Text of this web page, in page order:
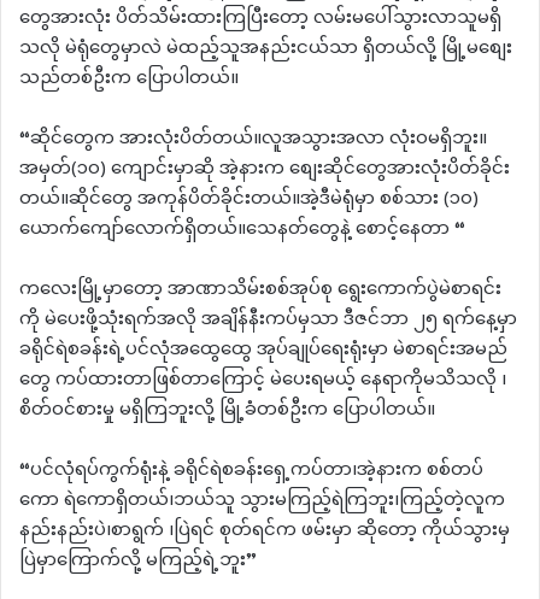
တွေအားလုံး ပိတ်သိမ်းထားကြပြီးတော့ လမ်းမပေါ်သွားလာသူမရှိ
သလို မဲရုံတွေမှာလဲ မဲထည့်သူအနည်းငယ်သာ ရှိတယ်လို့ မြို့မစျေး
သည်တစ်ဦးက ပြောပါတယ်။
“ဆိုင်တွေက အားလုံးပိတ်တယ်။လူအသွားအလာ လုံးဝမရှိဘူး။
အမှတ်(၁၀) ကျောင်းမှာဆို အဲ့နားက စျေးဆိုင်တွေအားလုံးပိတ်ခိုင်း
တယ်။ဆိုင်တွေ အကုန်ပိတ်ခိုင်းတယ်။အဲ့ဒီမဲရုံမှာ စစ်သား (၁၀)
ယောက်ကျော်လောက်ရှိတယ်။သေနတ်တွေနဲ့ စောင့်နေတာ “
ကလေးမြို့မှာတော့ အာဏာသိမ်းစစ်အုပ်စု ရွေးကောက်ပွဲမဲစာရင်း
ကို မဲပေးဖို့သုံးရက်အလို အချိန်နီးကပ်မှသာ ဒီဇင်ဘာ ၂၅ ရက်နေ့မှာ
ခရိုင်ရဲစခန်းရဲ့ပင်လုံအထွေထွေ အုပ်ချုပ်ရေးရုံးမှာ မဲစာရင်းအမည်
တွေ ကပ်ထားတာဖြစ်တာကြောင့် မဲပေးရမယ့် နေရာကိုမသိသလို ၊
စိတ်ဝင်စားမှု မရှိကြဘူးလို့ မြို့ခံတစ်ဦးက ပြောပါတယ်။
“ပင်လုံရပ်ကွက်ရုံးနဲ့ ခရိုင်ရဲစခန်းရှေ့ကပ်တာ၊အဲ့နားက စစ်တပ်
ကော ရဲကောရှိတယ်၊ဘယ်သူ သွားမကြည့်ရဲကြဘူး၊ကြည့်တဲ့လူက
နည်းနည်းပဲ၊စာရွက် ၊ပြဲရင် စုတ်ရင်က ဖမ်းမှာ ဆိုတော့ ကိုယ်သွားမှ
ပြဲမှာကြောက်လို့ မကြည့်ရဲ့ဘူး”